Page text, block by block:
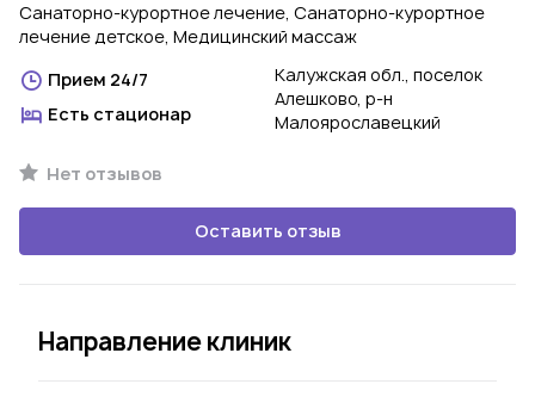
Санаторно-курортное лечение, Санаторно-курортное
лечение детское, Медицинский массаж
Прием 24/7
Есть стационар
Калужская обл., поселок
Алешково, р-н
Малоярославецкий
Нет отзывов
Оставить отзыв
Направление клиник